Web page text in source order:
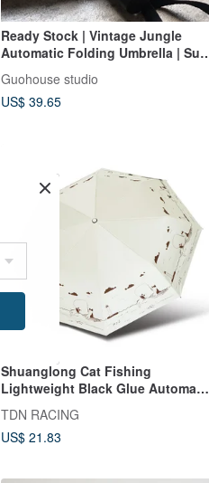
Ready Stock | Vintage Jungle
Automatic Folding Umbrella | Sun
& Rain Umbrella
Guohouse studio
US$ 39.65
Shuanglong Cat Fishing
Lightweight Black Glue Automatic
Folding Umbrella Windproof Rain
Umbrella (off-white)
TDN RACING
US$ 21.83